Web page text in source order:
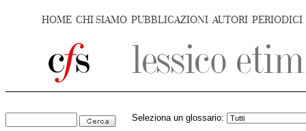
HOME CHI SIAMO PUBBLICAZIONI AUTORI PERIODICI
Seleziona un glossario: